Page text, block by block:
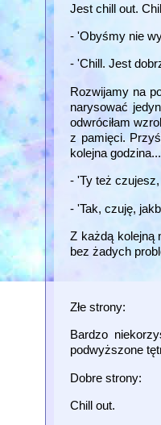
Jest chill out.
- 'Obyśmy nie
- 'Chill. Jest
Rozwijamy na
narysować
odwróciłam
z pamięci.
kolejna godzina...
- 'Ty też
- 'Tak, czuję,
Z każdą kolejną
bez żadych
Złe strony:
Bardzo
podwyższone
Dobre strony:
Chill out.